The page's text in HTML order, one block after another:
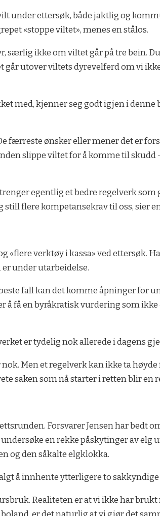
under ettersøk, både jaktlig og
«stoppe viltet», menes en stålos.
særlig ikke om viltet går på tre bein.
går utover viltets dyrevelferd om vi
med, kjenner seg godt igjen i
færreste ønsker eller mener det er
slippe viltet for å komme til
egentlig et bedre regelverk
flere kompetansekrav til oss, sier
«flere verktøy i kassa» ved ettersøk.
under utarbeidelse.
fall kan det komme åpninger for
få en byråkratisk vurdering som
er tydelig nok allerede i dagens
Men et regelverk kan ikke ta
saken som nå starter i retten blir en
Forsvarer Jensen har bedt
en rekke påskytinger av elg
og den såkalte elgklokka.
å innhente ytterligere to sakkyndige
Realiteten er at vi ikke har brukt